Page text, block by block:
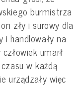
burmistrza
zły i surowy dla
i handlowały na
umarł
w każdą
urządzały więc